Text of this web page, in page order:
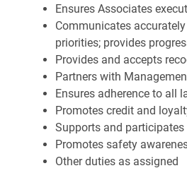
Ensures Associates
Communicates
priorities; provides
Provides and accepts
Partners with
Ensures adherence to all
Promotes credit and
Supports and
Promotes safety
Other duties as assigned